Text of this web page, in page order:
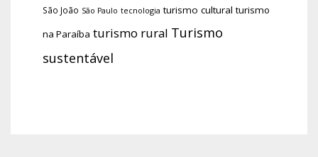
São João São Paulo tecnologia turismo cultural turismo
na Paraíba turismo rural Turismo
sustentável